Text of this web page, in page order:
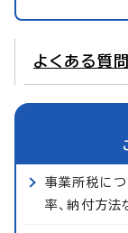
よくある質
事業所税につ
率、納付方